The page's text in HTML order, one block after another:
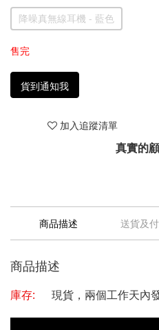
降噪真無線耳機 - 藍色
售完
貨到通知我
加入追蹤清單
真實的
商品描述 送貨及
商品描述
庫存: 現貨，兩個工作天內